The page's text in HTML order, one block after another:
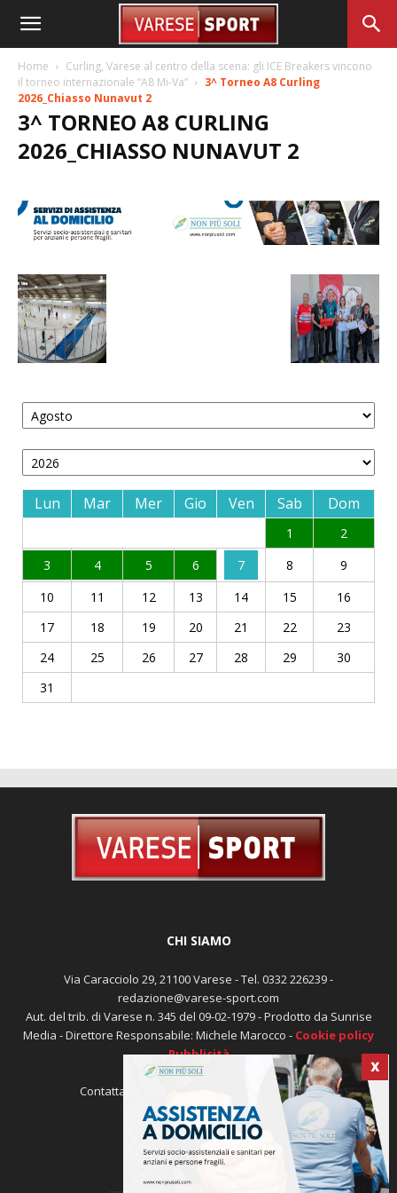
Home
Curling, Varese al centro della scena: gli ICE Breakers vincono
il torneo internazionale “A8 Mi-Va”
3^ Torneo A8 Curling
2026_Chiasso Nunavut 2
3^ TORNEO A8 CURLING
2026_CHIASSO NUNAVUT 2
Lun Mar Mer Gio Ven Sab Dom
1
2
3
4 5 6 7 8
9
10
11 12 13 14 15
16
17
18 19 20 21 22
23
24
25 26 27 28 29
30
31
X
CHI SIAMO
Via Caracciolo 29, 21100 Varese - Tel. 0332 226239 -
redazione@varese-sport.com
Aut. del trib. di Varese n. 345 del 09-02-1979 - Prodotto da Sunrise
Media - Direttore Responsabile: Michele Marocco - Cookie policy
Pubblicità
Contattaci: redazione@varese-sport.com
SEGUICI